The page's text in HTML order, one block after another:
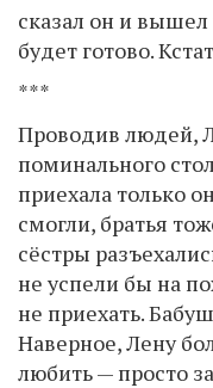
сказал он и
будет готово.
***
Проводив людей,
поминального
приехала только
смогли, братья
сёстры
не успели бы на
не приехать.
Наверное, Лену
любить — просто